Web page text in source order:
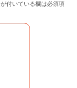
が付いている欄は必須項